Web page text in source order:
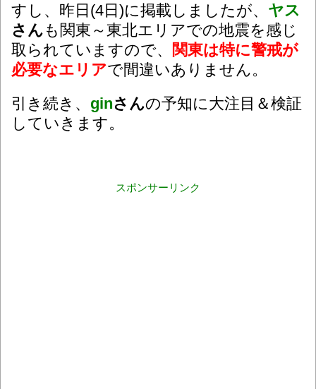
すし、昨日(4日)に掲載しましたが、 ヤス
さん も関東～東北エリアでの地震を感じ
取られていますので、
関東は特に警戒が
必要なエリアで間違いありません。
引き続き、 ginさんの予知に大注目＆検証
していきます。
スポンサーリンク